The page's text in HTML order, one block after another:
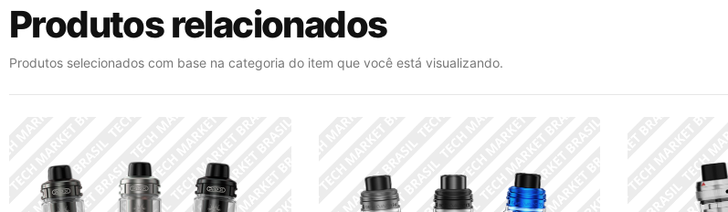
Produtos relacionados
Produtos selecionados com base na categoria do item que você está visualizando.